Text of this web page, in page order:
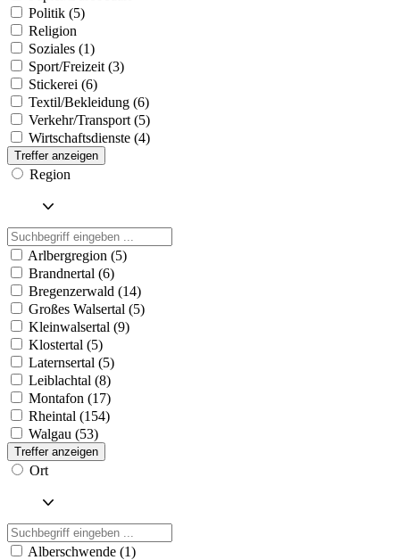
Politik (5)
Religion
Soziales (1)
Sport/Freizeit (3)
Stickerei (6)
Textil/Bekleidung (6)
Verkehr/Transport (5)
Wirtschaftsdienste (4)
Treffer anzeigen
Region
Arlbergregion (5)
Brandnertal (6)
Bregenzerwald (14)
Großes Walsertal (5)
Kleinwalsertal (9)
Klostertal (5)
Laternsertal (5)
Leiblachtal (8)
Montafon (17)
Rheintal (154)
Walgau (53)
Treffer anzeigen
Ort
Alberschwende (1)